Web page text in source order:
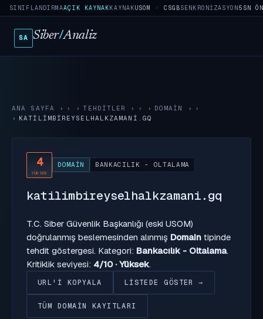
SINIFLANDIRMAAÇIK KAYNAKKAYNAKUSOM · CSGBSENKRONIZASYON5SN
SA Siber/Analiz
ANA SAYFA › TEHDITLER › DOMAIN
›
KATILIMBIREYSELHALKZAMANI.GQ
4
YÜKSEK
DOMAIN BANKACILIK - OLTALAMA
katilimbireyselhalkzamani.gq
T.C. Siber Güvenlik Başkanlığı (eski USOM)
doğrulanmış beslemesinden alınmış Domain tipinde
tehdit göstergesi. Kategori: Bankacılık - Oltalama.
Kritiklik seviyesi: 4/10 · Yüksek.
URL'I KOPYALA LISTEDE GÖSTER →
TÜM DOMAIN KAYITLARI